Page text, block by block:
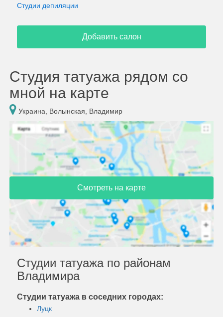
Студии депиляции
Добавить салон
Студия татуажа рядом со
мной на карте
Украина, Волынская, Владимир
Смотреть на карте
Студии татуажа по районам
Владимира
Студии татуажа в соседних городах:
Луцк